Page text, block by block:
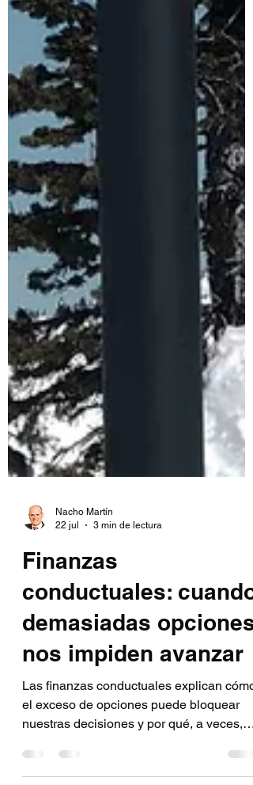
22 jul
3 min de lectura
Finanzas
conductuales: cuando
demasiadas opciones
nos impiden avanzar
Las finanzas conductuales explican cómo
nuestras decisiones y por qué, a veces,
elegir menos nos permite avanzar más.